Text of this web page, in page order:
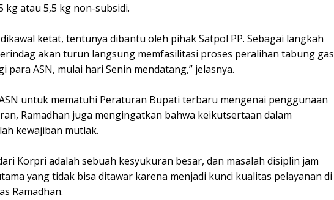
kg atau 5,5 kg non-subsidi.
ketat, tentunya dibantu oleh pihak Satpol PP. Sebagai langkah
akan turun langsung memfasilitasi proses peralihan tabung gas
para ASN, mulai hari Senin mendatang,” jelasnya.
untuk mematuhi Peraturan Bupati terbaru mengenai penggunaan
Ramadhan juga mengingatkan bahwa keikutsertaan dalam
kewajiban mutlak.
Korpri adalah sebuah kesyukuran besar, dan masalah disiplin jam
yang tidak bisa ditawar karena menjadi kunci kualitas pelayanan di
Ramadhan.